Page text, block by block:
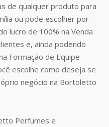
de qualquer produto para
ou pode escolher por
lucro de 100% na Venda
e, ainda podendo
Formação de Equipe
escolhe como deseja se
negócio na Bortoletto
Perfumes e